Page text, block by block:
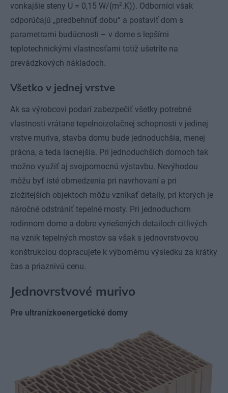
vonkajšie steny U = 0,15 W/(m2.K)). Odborníci však
odporúčajú „predbehnúť dobu“ a postaviť dom s
parametrami budúcnosti – v dome s lepšími
teplotechnickými vlastnosťami totiž ušetríte na
prevádzkových nákladoch.
Všetko v jednej vrstve
Ak sa výrobcovi podarí zabezpečiť všetky potrebné
vlastnosti vrátane tepelnoizolačnej schopnosti v jedinej
vrstve muriva, stavba domu bude jednoduchšia, menej
prácna, a teda lacnejšia. Pri jednoduchších domoch tak
možno využiť aj svojpomocnú výstavbu. Nevýhodou
môžu byť isté obmedzenia pri navrhovaní a pri
zložitejších objektoch môžu vznikať detaily, pri ktorých je
náročné odstrániť tepelné mosty. Pri jednoduchom
rodinnom dome a dobre vyriešených detailoch citlivých
na vznik tepelných mostov sa však s jednovrstvovou
konštrukciou dopracujete k výbornému výsledku za krátky
čas a priaznivú cenu.
Jednovrstvové murivo
Pre ultranízkoenergetické domy